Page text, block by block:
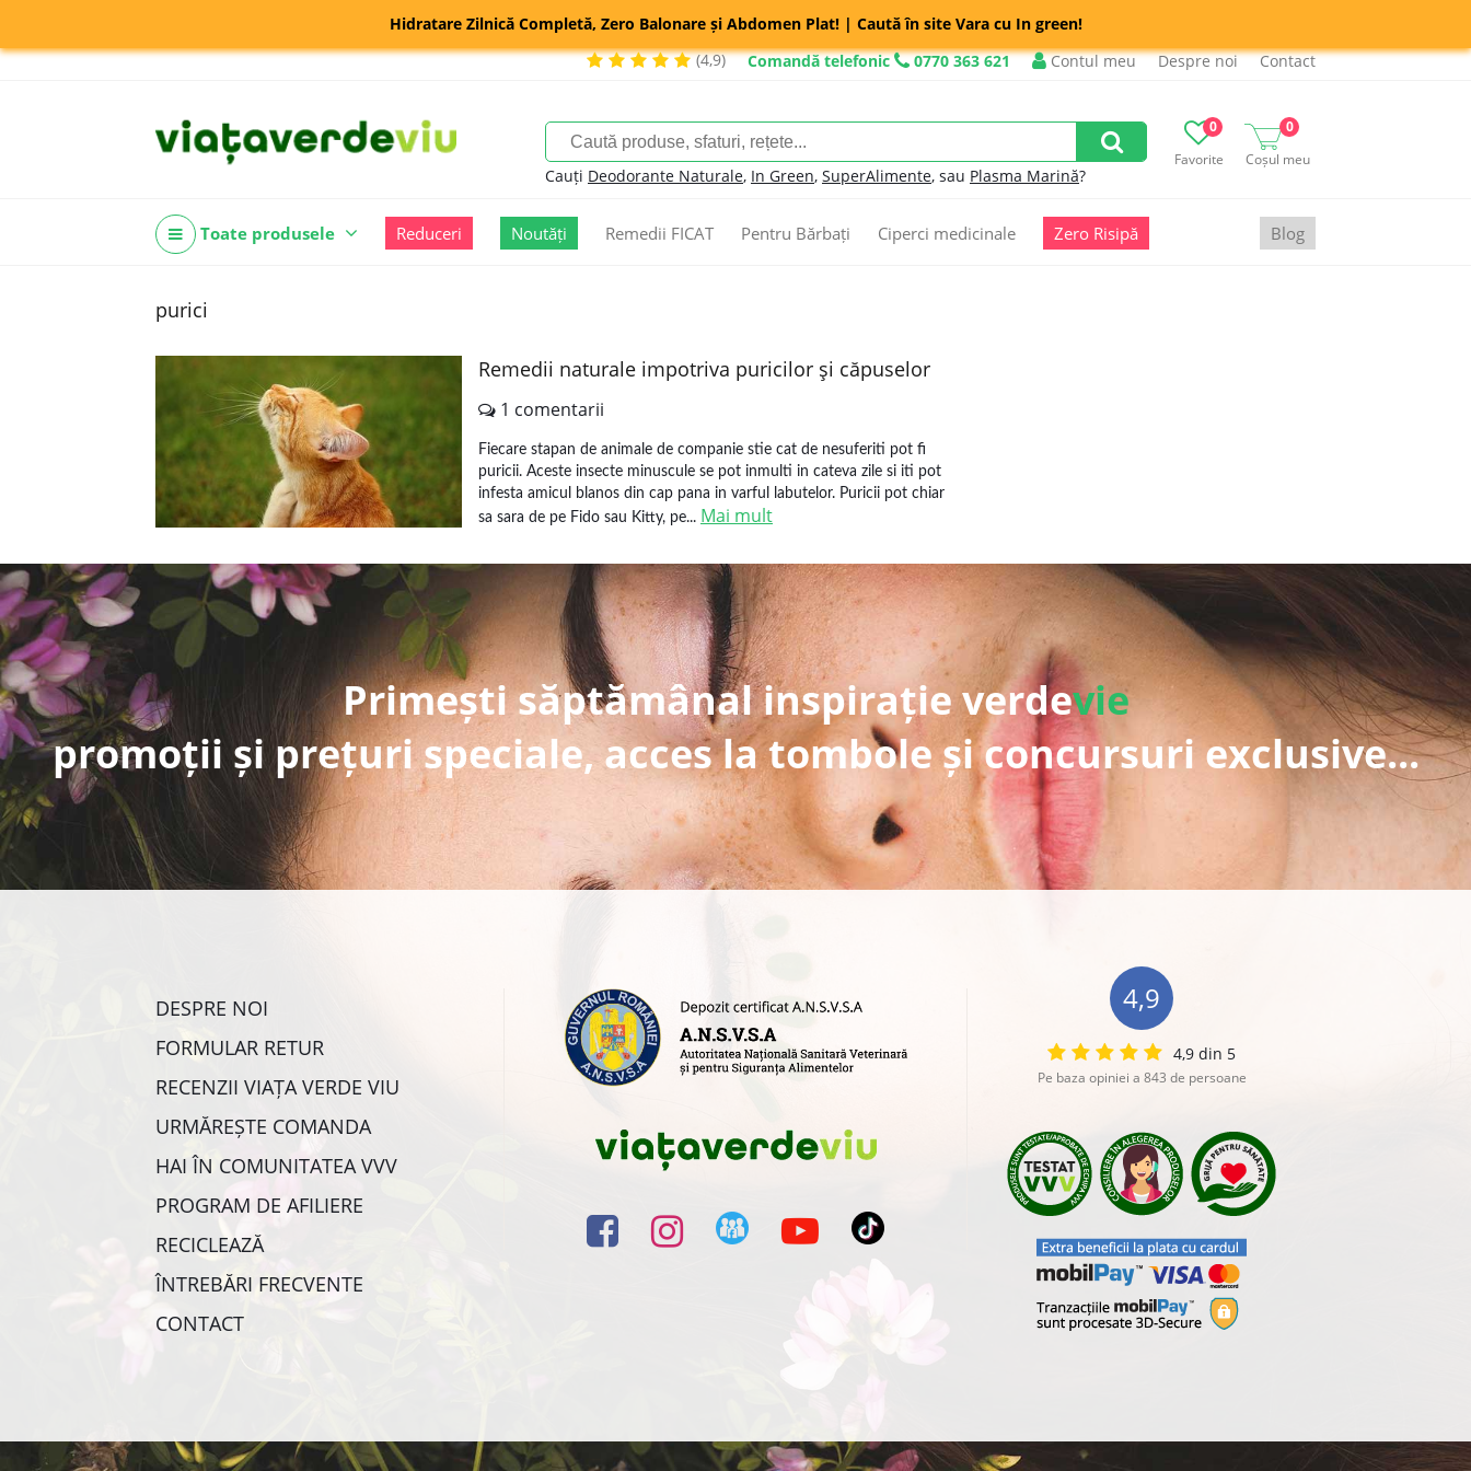
Hidratare Zilnică Completă, Zero Balonare și Abdomen Plat! | Caută în site Vara cu In green!
(4,9)
Comandă telefonic 0770 363 621 Contul meu Despre noi Contact
Favorite
0
Coșul meu
0
Cauți Deodorante Naturale, In Green, SuperAlimente, sau Plasma Marină?
Toate produsele Reduceri Noutăți Remedii FICAT Pentru Bărbați Ciperci medicinale Zero Risipă Blog
purici
Remedii naturale impotriva puricilor şi căpuselor
1 comentarii
Fiecare stapan de animale de companie stie cat de nesuferiti pot fi
puricii. Aceste insecte minuscule se pot inmulti in cateva zile si iti pot
infesta amicul blanos din cap pana in varful labutelor. Puricii pot chiar
sa sara de pe Fido sau Kitty, pe... Mai mult
Primești săptămânal inspirație verdevie
promoții și prețuri speciale, acces la tombole și concursuri exclusive...
DESPRE NOI
FORMULAR RETUR
RECENZII VIAȚA VERDE VIU
URMĂREȘTE COMANDA
HAI ÎN COMUNITATEA VVV
PROGRAM DE AFILIERE
RECICLEAZĂ
ÎNTREBĂRI FRECVENTE
CONTACT
4,9
4,9 din 5
Pe baza opiniei a 843 de persoane